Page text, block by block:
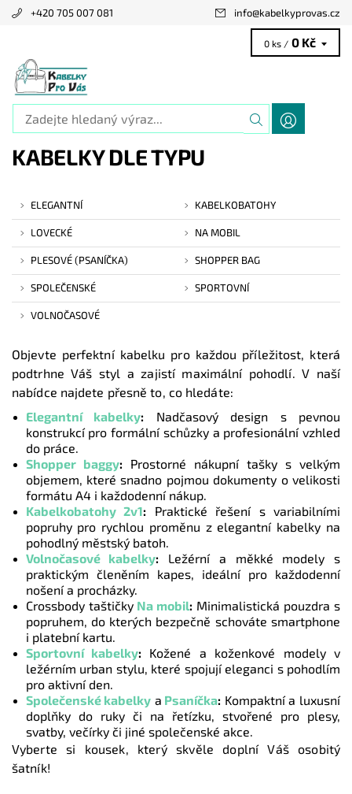
+420 705 007 081 info@kabelkyprovas.cz
0 ks / 0 Kč
KABELKY DLE TYPU
ELEGANTNÍ KABELKOBATOHY
LOVECKÉ NA MOBIL
PLESOVÉ (PSANÍČKA) SHOPPER BAG
SPOLEČENSKÉ SPORTOVNÍ
VOLNOČASOVÉ
Objevte perfektní kabelku pro každou příležitost, která
podtrhne Váš styl a zajistí maximální pohodlí. V naší
nabídce najdete přesně to, co hledáte:
Elegantní kabelky: Nadčasový design s pevnou
konstrukcí pro formální schůzky a profesionální vzhled
do práce.
Shopper baggy:Prostorné nákupní tašky s velkým
objemem, které snadno pojmou dokumenty o velikosti
formátu A4 i každodenní nákup.
Kabelkobatohy 2v1: Praktické řešení s variabilními
popruhy pro rychlou proměnu z elegantní kabelky na
pohodlný městský batoh.
Volnočasové kabelky: Ležérní a měkké modely s
praktickým členěním kapes, ideální pro každodenní
nošení a procházky.
Crossbody taštičky Na mobil:Minimalistická pouzdra s
popruhem, do kterých bezpečně schováte smartphone
i platební kartu.
Sportovní kabelky: Kožené a koženkové modely v
ležérním urban stylu, které spojují eleganci s pohodlím
pro aktivní den.
Společenské kabelky a Psaníčka: Kompaktní a luxusní
doplňky do ruky či na řetízku, stvořené pro plesy,
svatby, večírky či jiné společenské akce.
Vyberte si kousek, který skvěle doplní Váš osobitý
šatník!